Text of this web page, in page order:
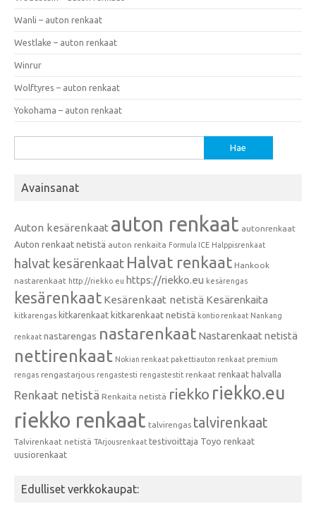
Wanli – auton renkaat
Westlake – auton renkaat
Winrur
Wolftyres – auton renkaat
Yokohama – auton renkaat
Avainsanat
Auton kesärenkaat auton renkaat autonrenkaat
Auton renkaat netistä auton renkaita Formula ICE Halppisrenkaat
halvat kesärenkaat Halvat renkaat Hankook
nastarenkaat http://riekko.eu https://riekko.eu kesärengas
kesärenkaat Kesärenkaat netistä Kesärenkaita
kitkarengas kitkarenkaat kitkarenkaat netistä kontio renkaat Nankang
renkaat nastarengas nastarenkaat Nastarenkaat netistä
nettirenkaat Nokian renkaat pakettiauton renkaat premium
rengas rengastarjous rengastesti rengastestit renkaat renkaat halvalla
Renkaat netistä Renkaita netistä riekko riekko.eu
riekko renkaat talvirengas talvirenkaat
Talvirenkaat netistä TArjousrenkaat testivoittaja Toyo renkaat
uusiorenkaat
Edulliset verkkokaupat: